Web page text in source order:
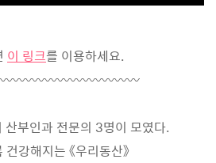
이 링크를 이용하세요.
〰〰〰〰〰〰〰〰〰〰
산부인과 전문의 3명이 모였다.
강해지는 《우리동산》